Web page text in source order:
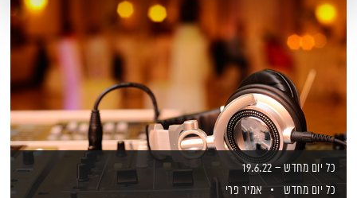
כל יום מחדש – 19.6.22
כל יום מחדש
אמיר פרי